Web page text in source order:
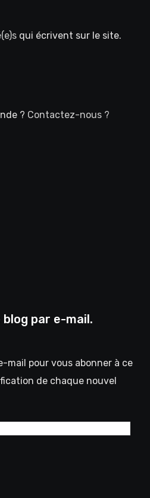
qui écrivent sur le site.
? Contactez-nous ?
par e-mail.
mail pour vous abonner à ce
de chaque nouvel